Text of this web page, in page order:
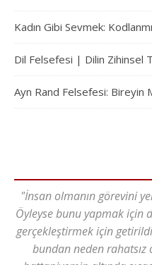
Kadın Gibi Sevmek:
Dil Felsefesi | Dilin Zihinsel
Ayn Rand Felsefesi: Bireyin
"İnsan olmanın görevini
Öyleyse bunu yapmak için
gerçekleştirmek için
bundan neden rahatsız